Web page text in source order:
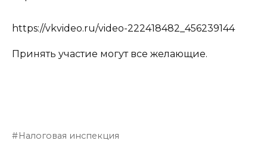
https://vkvideo.ru/video-222418482_456239144
Принять участие могут все желающие.
Налоговая инспекция